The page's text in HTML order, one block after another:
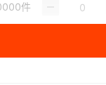
件